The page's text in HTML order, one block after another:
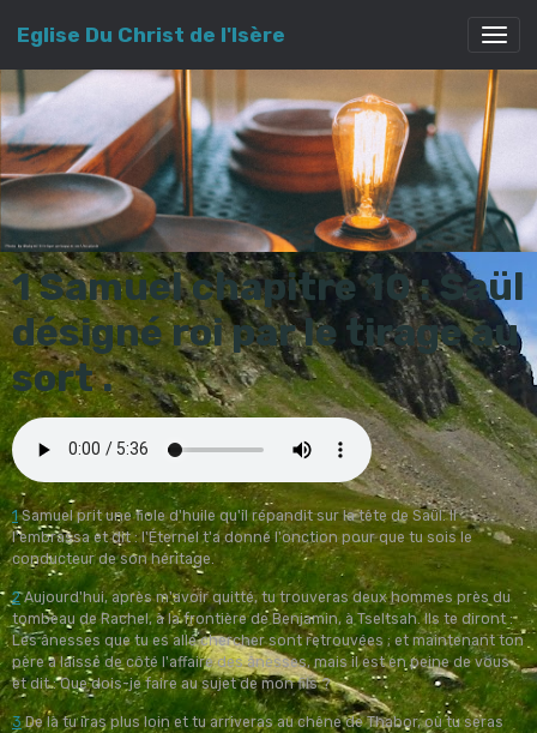
Eglise Du Christ de l'Isère
1 Samuel chapitre 10 : Saül
désigné roi par le tirage au
sort .
1Samuel prit une fiole d'huile qu'il répandit sur la tête de Saül. Il
l'embrassa et dit : l'Éternel t'a donné l'onction pour que tu sois le
conducteur de son héritage.
2Aujourd'hui, après m'avoir quitté, tu trouveras deux hommes près du
tombeau de Rachel, à la frontière de Benjamin, à Tseltsah. Ils te diront :
Les ânesses que tu es allé chercher sont retrouvées ; et maintenant ton
père a laissé de côté l'affaire des ânesses, mais il est en peine de vous
et dit : Que dois-je faire au sujet de mon fils ?
3De là tu iras plus loin et tu arriveras au chêne de Thabor, où tu seras